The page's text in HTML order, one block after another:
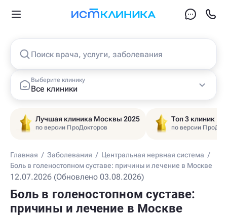
Поиск врача, услуги, заболевания
Выберите клинику
Все клиники
Лучшая клиника Москвы 2025
по версии ПроДокторов
Топ 3 клиник
по версии
Главная / Заболевания / Центральная нервная система /
Боль в голеностопном суставе: причины и лечение в Москве
12.07.2026 (Обновлено 03.08.2026)
Боль в голеностопном суставе:
причины и лечение в Москве